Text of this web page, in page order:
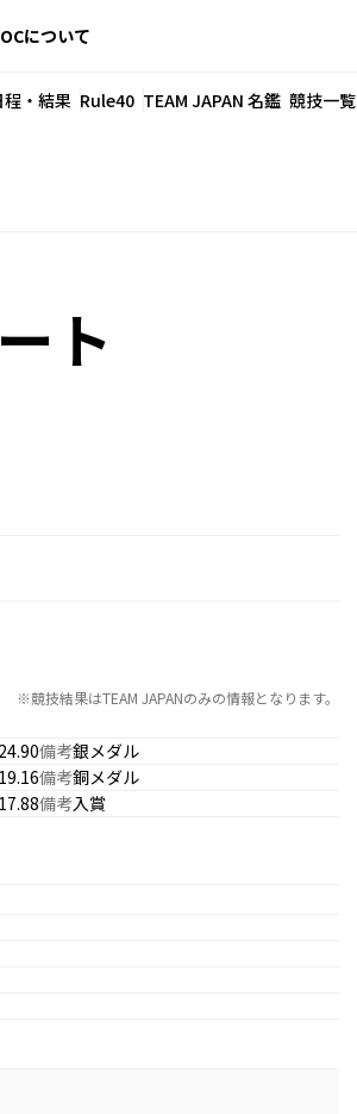
について
程・結果 Rule40 TEAM JAPAN 名鑑 競技一覧
ト
※競技結果はTEAM JAPANのみの情報となります。
備考銀メダル
備考銅メダル
備考入賞